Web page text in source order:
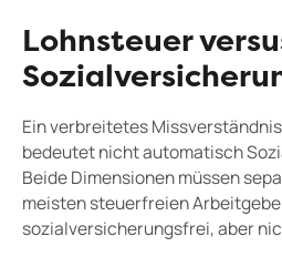
Lohnsteuer
Ein verbreitetes
bedeutet nicht automatisch
Beide Dimensionen müssen
meisten steuerfreien
sozialversicherungsfrei, aber